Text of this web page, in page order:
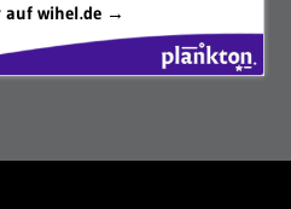
auf wihel.de →